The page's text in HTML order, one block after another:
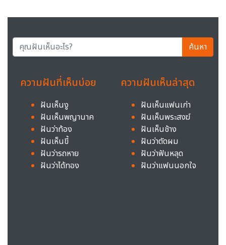
ค้นหา
ความฝันที่เห็นบ่อย
ฝันเห็นงู
ฝันเห็นพญานาค
ฝันว่าท้อง
ฝันเห็นขี้
ฝันว่ารถหาย
ฝันว่าได้ทอง
ความฝันเห็นล่าสุด
ฝันเห็นแฟนเก่า
ฝันเห็นพระสงฆ์
ฝันเห็นช้าง
ฝันว่าตัดผม
ฝันว่าฟันหลุด
ฝันว่าแฟนนอกใจ